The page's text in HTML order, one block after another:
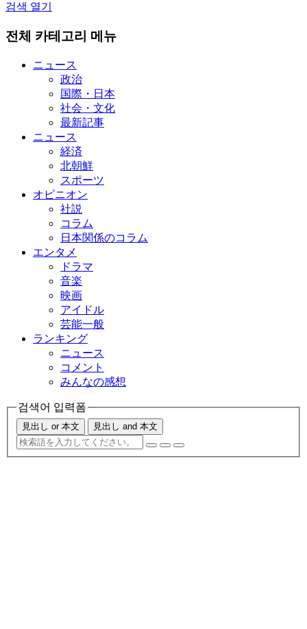
검색 열기
전체 카테고리 메뉴
ニュース
政治
国際・日本
社会・文化
最新記事
ニュース
経済
北朝鮮
スポーツ
オピニオン
社説
コラム
日本関係のコラム
エンタメ
ドラマ
音楽
映画
アイドル
芸能一般
ランキング
ニュース
コメント
みんなの感想
검색어 입력폼
見出し or 本文 見出し and 本文